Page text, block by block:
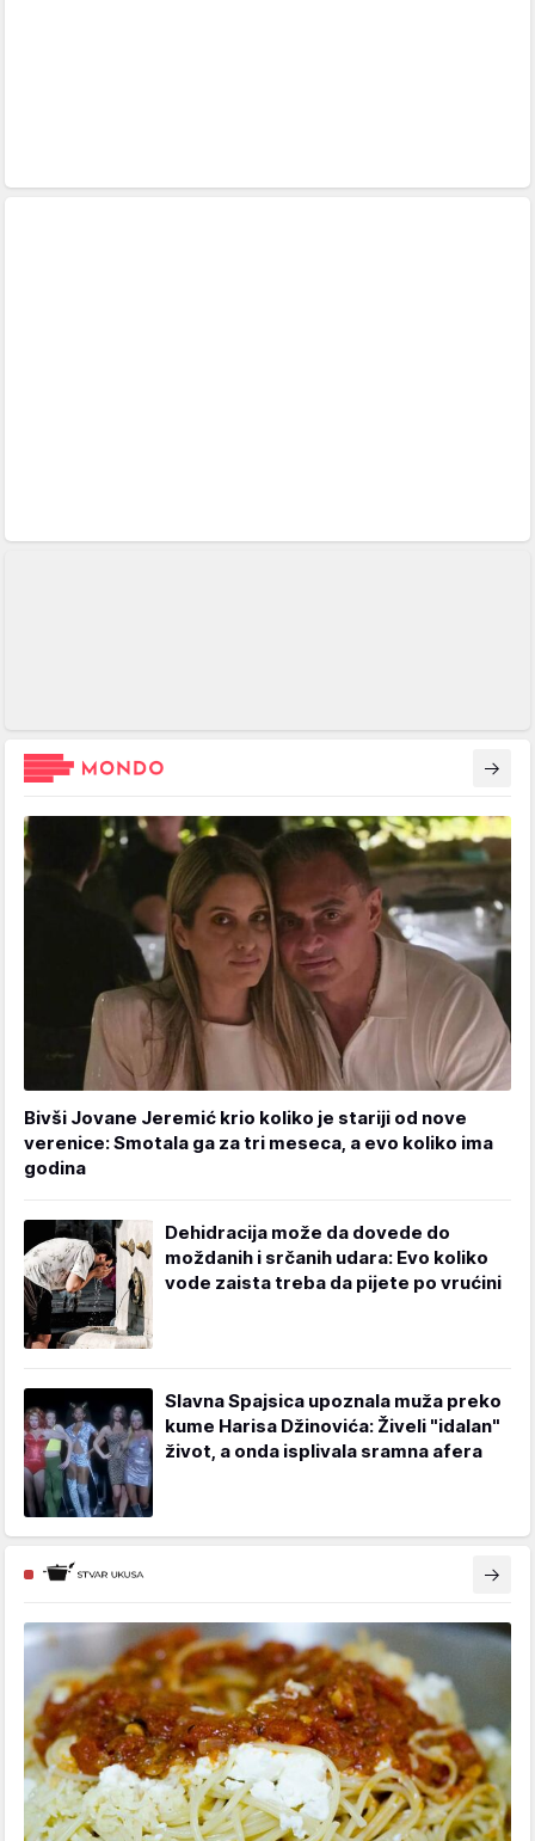
Bivši Jovane Jeremić krio koliko je stariji od nove
verenice: Smotala ga za tri meseca, a evo koliko ima
godina
Dehidracija može da dovede do
moždanih i srčanih udara: Evo koliko
vode zaista treba da pijete po vrućini
Slavna Spajsica upoznala muža preko
kume Harisa Džinovića: Živeli "idalan"
život, a onda isplivala sramna afera